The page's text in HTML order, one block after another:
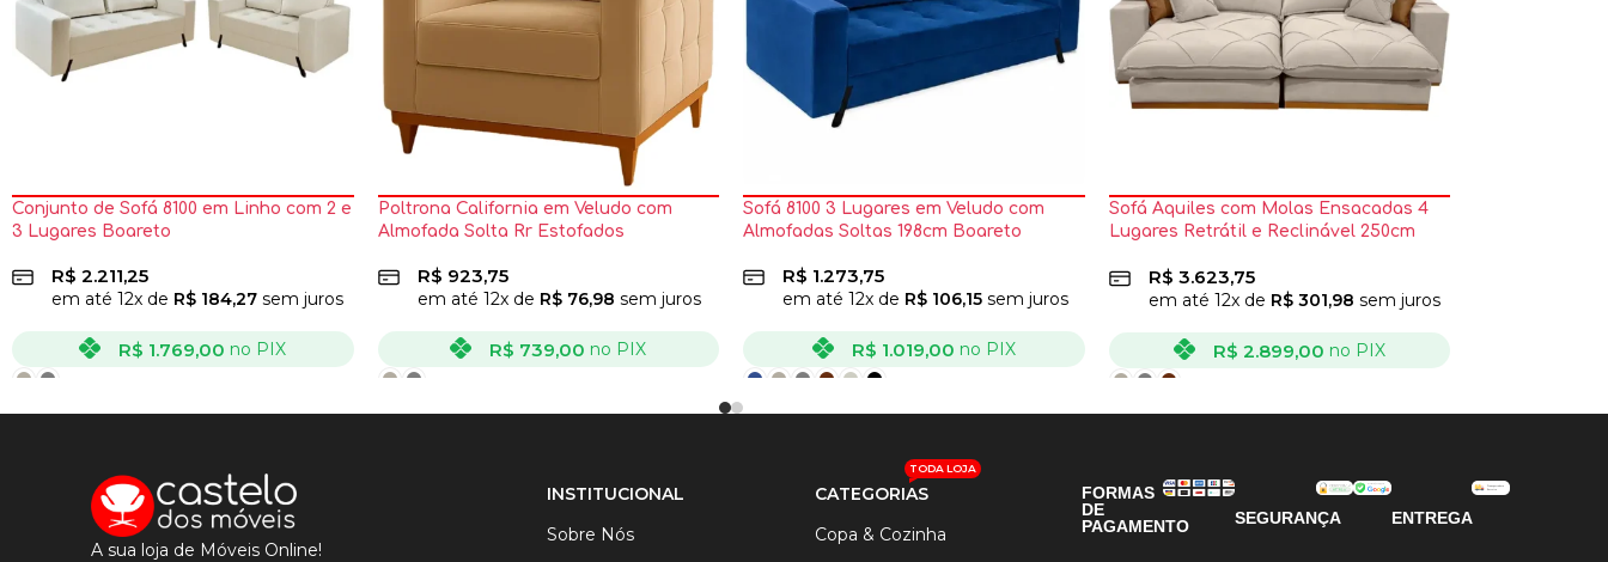
Conjunto de Sofá 8100 em Linho com 2 e
3 Lugares Boareto
R$ 2.211,25
em até 12x de R$ 184,27 sem juros
R$ 1.769,00 no PIX
VER OPÇÕES
Poltrona California em Veludo com
Almofada Solta Rr Estofados
R$ 923,75
em até 12x de R$76,98 sem juros
R$ 739,00 no PIX
VER OPÇÕES
Sofá 8100 3 Lugares em Veludo com
Almofadas Soltas 198cm Boareto
R$ 1.273,75
em até 12x de R$ 106,15 sem juros
R$ 1.019,00 no PIX
VER OPÇÕES
Sofá Aquiles com Molas Ensacadas 4
Lugares Retrátil e Reclinável 250cm
R$ 3.623,75
em até 12x de R$301,98 sem juros
R$ 2.899,00 no PIX
VER OPÇÕES VER OPÇÕES
A sua loja de Móveis Online!
INSTITUCIONAL
Sobre Nós
CATEGORIAS
TODA LOJA
Copa & Cozinha
FORMAS
DE
PAGAMENTO
SEGURANÇA ENTREGA